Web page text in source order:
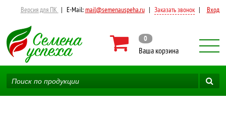
Версия для ПК | E-Mail:mail@semenauspeha.ru | Заказать звонок | Вход
0
Ваша корзина